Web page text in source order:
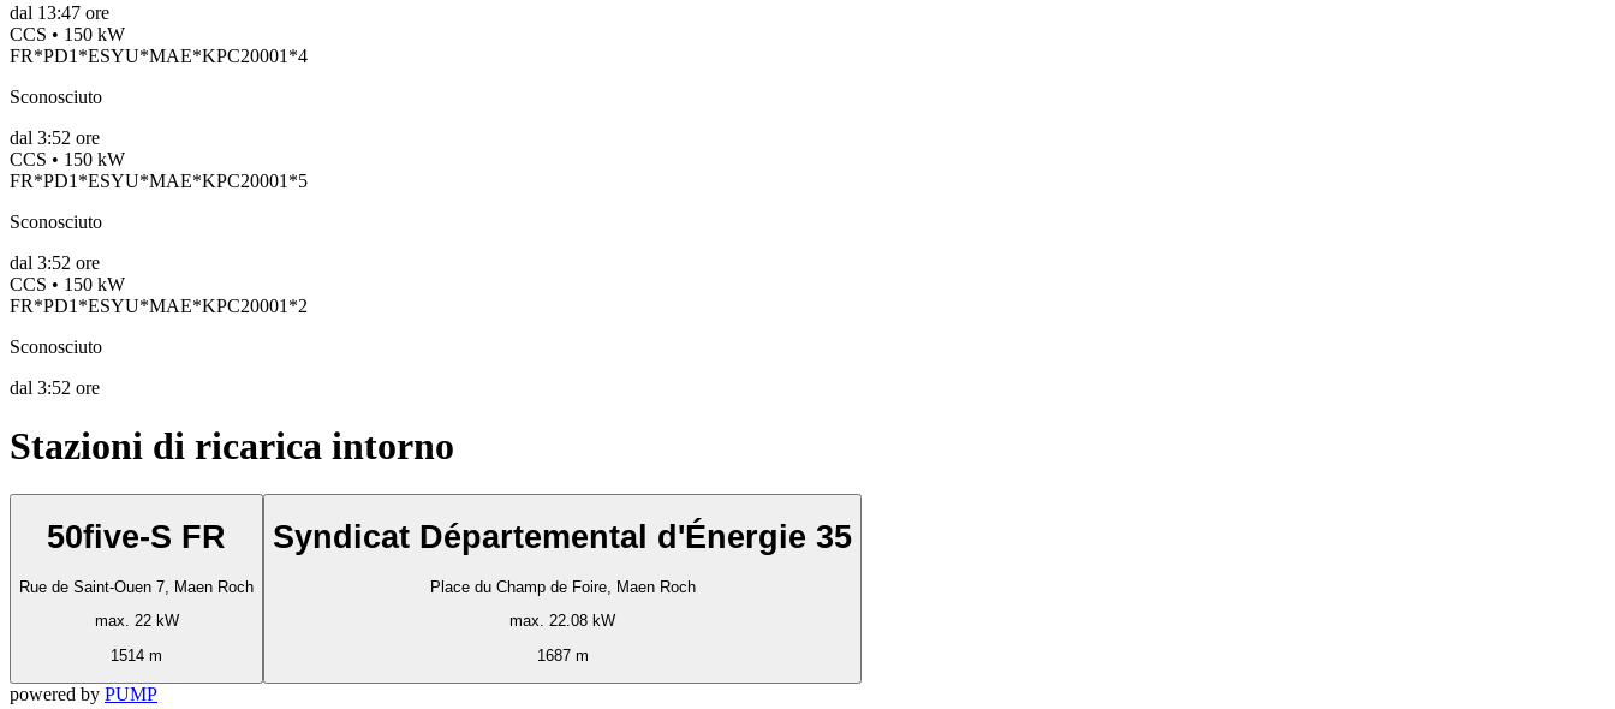
dal 13:47 ore
CCS • 150 kW
FR*PD1*ESYU*MAE*KPC20001*4
Sconosciuto
dal 3:52 ore
CCS • 150 kW
FR*PD1*ESYU*MAE*KPC20001*5
Sconosciuto
dal 3:52 ore
CCS • 150 kW
FR*PD1*ESYU*MAE*KPC20001*2
Sconosciuto
dal 3:52 ore
Stazioni di ricarica intorno
50five-S FR
Rue de Saint-Ouen 7, Maen Roch
max. 22 kW
1514 m
Syndicat Départemental d'Énergie 35
Place du Champ de Foire, Maen Roch
max. 22.08 kW
1687 m
powered by PUMP